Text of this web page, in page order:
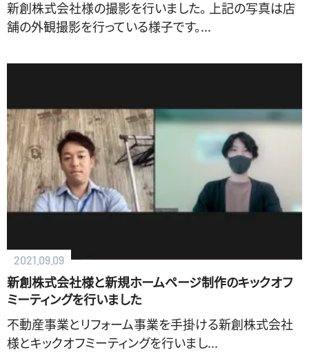
新創株式会社様の撮影を行いました。 上記の写真は店
舗の外観撮影を行っている様子です。...
2021.09.09
新創株式会社様と新規ホームページ制作のキックオフ
ミーティングを行いました
不動産事業とリフォーム事業を手掛ける新創株式会社
様とキックオフミーティングを行いまし...